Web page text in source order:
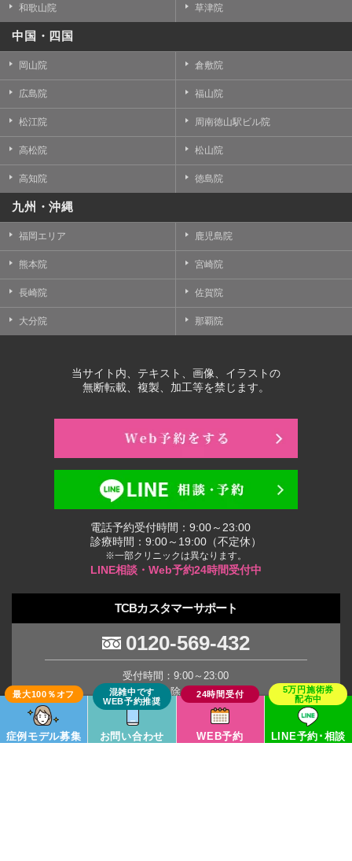
和歌山院 草津院
中国・四国
岡山院 倉敷院
広島院 福山院
松江院 周南徳山駅ビル院
高松院 松山院
高知院 徳島院
九州・沖縄
福岡エリア 鹿児島院
熊本院 宮崎院
長崎院 佐賀院
大分院 那覇院
当サイト内、テキスト、画像、イラストの
無断転載、複製、加工等を禁じます。
電話予約受付時間：9:00～23:00
診療時間：9:00～19:00（不定休）
※一部クリニックは異なります。
LINE相談・Web予約24時間受付中
TCBカスタマーサポート
0120-569-432
受付時間：9:00～23:00
(年末年始を除く土日祝日)
※臨時休業の場合がございます。
症例モデル募集 お問い合わせ WEB予約 LINE予約･相談